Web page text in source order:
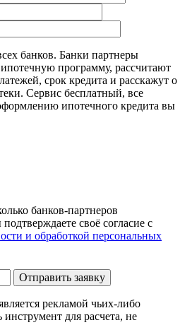
банков. Банки партнеры
программу, рассчитают
срок кредита и расскажут о
Сервис бесплатный, все
ипотечного кредита вы
банков-партнеров
своё согласие с
и обработкой персональных
Отправить заявку
рекламой чьих-либо
для расчета, не